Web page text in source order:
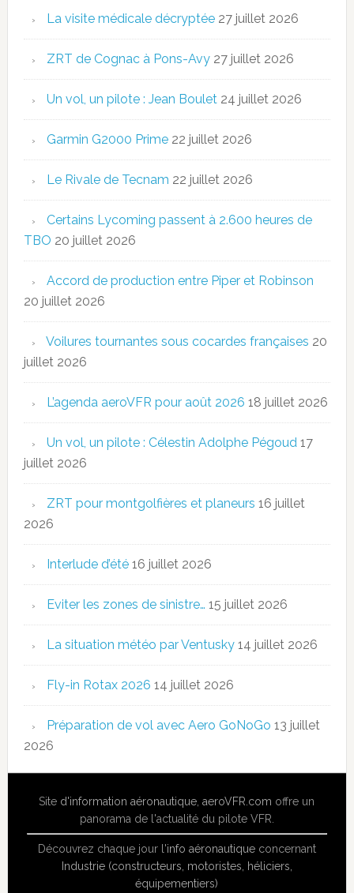
La visite médicale décryptée 27 juillet 2026
ZRT de Cognac à Pons-Avy 27 juillet 2026
Un vol, un pilote : Jean Boulet 24 juillet 2026
Garmin G2000 Prime 22 juillet 2026
Le Rivale de Tecnam 22 juillet 2026
Certains Lycoming passent à 2.600 heures de
TBO 20 juillet 2026
Accord de production entre Piper et Robinson
20 juillet 2026
Voilures tournantes sous cocardes françaises 20
juillet 2026
L’agenda aeroVFR pour août 2026 18 juillet 2026
Un vol, un pilote : Célestin Adolphe Pégoud 17
juillet 2026
ZRT pour montgolfières et planeurs 16 juillet
2026
Interlude d’été 16 juillet 2026
Eviter les zones de sinistre… 15 juillet 2026
La situation météo par Ventusky 14 juillet 2026
Fly-in Rotax 2026 14 juillet 2026
Préparation de vol avec Aero GoNoGo 13 juillet
2026
Site d'information aéronautique ,aeroVFR.com offre un
panorama de l'actualité du pilote VFR.
Découvrez chaque jour l'info aéronautiqueconcernant
Industrie (constructeurs, motoristes, héliciers,
équipementiers)